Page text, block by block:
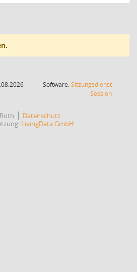
Software:Sitzungsdienst
Session(Wird in
Datenschutz
LivingData GmbH